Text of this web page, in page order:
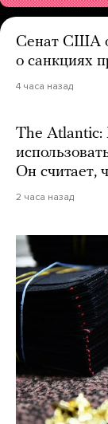
Сенат США
о санкциях
4 часа назад
The Atlantic:
Он считает,
2 часа назад